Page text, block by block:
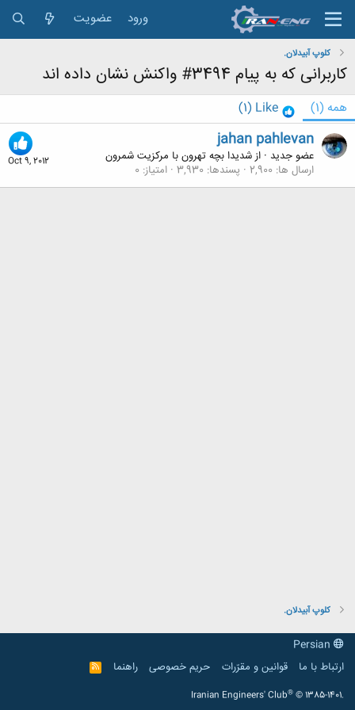
ورود عضویت
کلوپ آبیدلان.
کاربرانی که به پیام 3494# واکنش نشان داده اند
همه (1)
Like
(1)
Oct 9, 2012
jahan pahlevan
عضو جدید · ازشدیدا بچه تهرون با مرکزیت شمرون
ارسال ها 2,900 پسندها 3,930 امتیاز 0
کلوپ آبیدلان.
ارتباط با ما
قوانین و مقرّرات حریم خصوصی راهنما
R
S
Iranian Engineers' Club® © 1385-1401.